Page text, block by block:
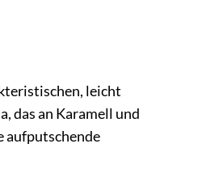
leicht
das an Karamell und
aufputschende